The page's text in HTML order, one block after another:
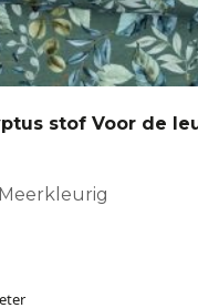
stof Voor de